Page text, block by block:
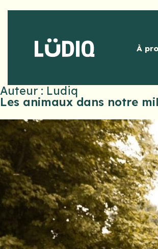
À
Auteur : Ludiq
Les animaux dans notre